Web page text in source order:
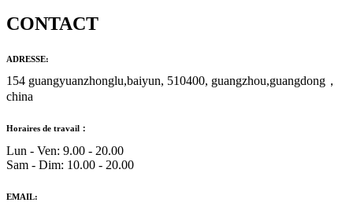
CONTACT
ADRESSE:
154 guangyuanzhonglu,baiyun, 510400, guangzhou,guangdong，
china
Horaires de travail：
Lun - Ven: 9.00 - 20.00
Sam - Dim: 10.00 - 20.00
EMAIL: